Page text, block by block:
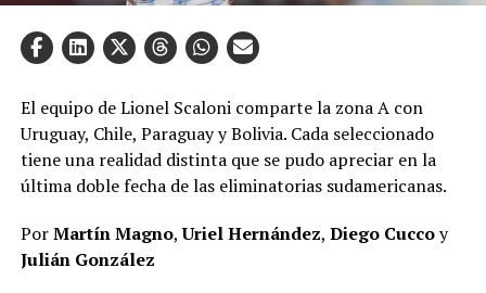
El equipo de Lionel Scaloni comparte la zona A con
Uruguay, Chile, Paraguay y Bolivia. Cada seleccionado
tiene una realidad distinta que se pudo apreciar en la
última doble fecha de las eliminatorias sudamericanas.
PorMartín Magno,Uriel Hernández, Diego Cuccoy
Julián González